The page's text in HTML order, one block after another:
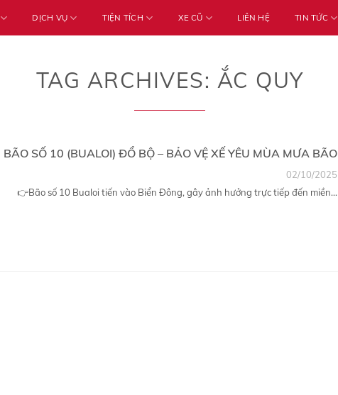
DỊCH VỤ TIỆN TÍCH XE CŨ LIÊN HỆ TIN TỨC
TAG ARCHIVES: ẮC QUY
BÃO SỐ 10 (BUALOI) ĐỔ BỘ – BẢO VỆ XẾ YÊU MÙA MƯA BÃO
👉Bão số 10 Bualoi tiến vào Biển Đông, gây ảnh hưởng trực tiếp đến miền...
02/10/2025